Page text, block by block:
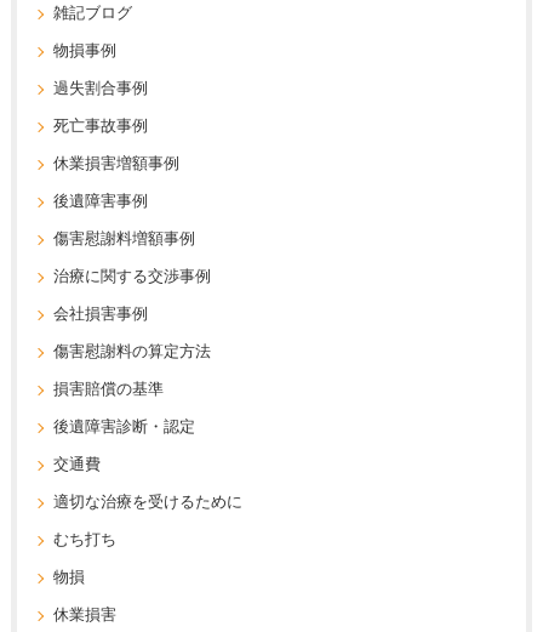
雑記ブログ
物損事例
過失割合事例
死亡事故事例
休業損害増額事例
後遺障害事例
傷害慰謝料増額事例
治療に関する交渉事例
会社損害事例
傷害慰謝料の算定方法
損害賠償の基準
後遺障害診断・認定
交通費
適切な治療を受けるために
むち打ち
物損
休業損害